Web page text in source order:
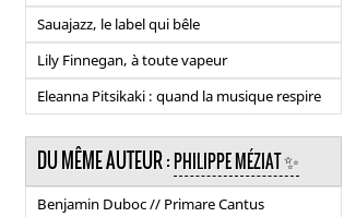
Sauajazz, le label qui bêle
Lily Finnegan, à toute vapeur
Eleanna Pitsikaki : quand la musique respire
DU MÊME AUTEUR :PHILIPPE MÉZIAT ✨
Benjamin Duboc // Primare Cantus